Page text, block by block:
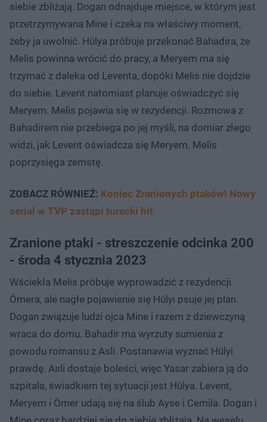
siebie zbliżają. Dogan odnajduje miejsce, w którym jest
przetrzymywana Mine i czeka na właściwy moment,
żeby ja uwolnić. Hülya próbuje przekonać Bahadira, że
Melis powinna wrócić do pracy, a Meryem ma się
trzymać z daleka od Leventa, dopóki Melis nie dojdzie
do siebie. Levent natomiast planuje oświadczyć się
Meryem. Melis pojawia się w rezydencji. Rozmowa z
Bahadirem nie przebiega po jej myśli, na domiar złego
widzi, jak Levent oświadcza się Meryem. Melis
poprzysięga zemstę.
ZOBACZ RÓWNIEŻ: Koniec Zranionych ptaków! Nowy
serial w TVP zastąpi turecki hit
Zranione ptaki - streszczenie odcinka 200
- środa 4 stycznia 2023
Wściekła Melis próbuje wyprowadzić z rezydencji
Ömera, ale nagłe pojawienie się Hülyi psuje jej plan.
Dogan związuje ludzi ojca Mine i razem z dziewczyną
wraca do domu. Bahadir ma wyrzuty sumienia z
powodu romansu z Asli. Postanawia wyznać Hülyi
prawdę. Asli dostaje boleści, więc Yasar zabiera ją do
szpitala, świadkiem tej sytuacji jest Hülya. Levent,
Meryem i Ömer udają się na ślub Ayse i Cemila. Dogan i